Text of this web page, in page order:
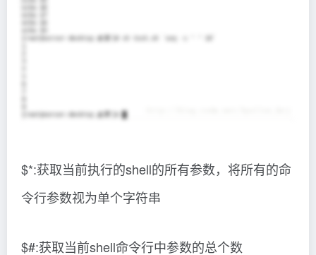
$*:获取当前执行的shell的所有参数，将所有的命
令行参数视为单个字符串
$#:获取当前shell命令行中参数的总个数